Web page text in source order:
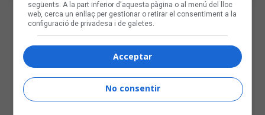
següents. A la part inferior d'aquesta pàgina o al menú del lloc
web, cerca un enllaç per gestionar o retirar el consentiment a la
configuració de privadesa i de galetes.
Acceptar
No consentir